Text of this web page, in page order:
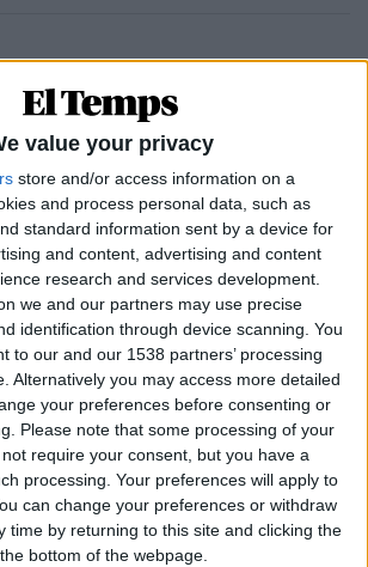
value your privacy
store and/or access information on a
and process personal data, such as
standard information sent by a device for
and content, advertising and content
research and services development.
we and our partners may use precise
identification through device scanning. You
to our and our 1538 partners’ processing
Alternatively you may access more detailed
your preferences before consenting or
Please note that some processing of your
require your consent, but you have a
processing. Your preferences will apply to
can change your preferences or withdraw
time by returning to this site and clicking the
bottom of the webpage.
que mai